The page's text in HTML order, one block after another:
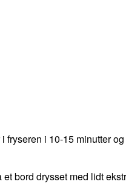
i 10-15 minutter
bord drysset med lidt